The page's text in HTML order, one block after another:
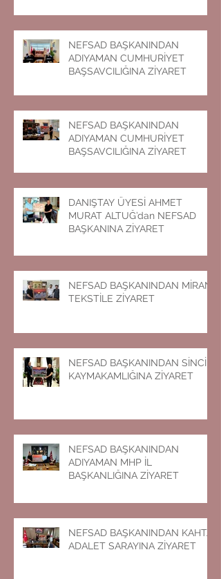
NEFSAD BAŞKANINDAN
ADIYAMAN CUMHURİYET
BAŞSAVCILIĞINA ZİYARET
NEFSAD BAŞKANINDAN
ADIYAMAN CUMHURİYET
BAŞSAVCILIĞINA ZİYARET
DANIŞTAY ÜYESİ AHMET
MURAT ALTUĞ’dan NEFSAD
BAŞKANINA ZİYARET
NEFSAD BAŞKANINDAN MİRAN
TEKSTİLE ZİYARET
NEFSAD BAŞKANINDAN SİNCİK
KAYMAKAMLIĞINA ZİYARET
NEFSAD BAŞKANINDAN
ADIYAMAN MHP İL
BAŞKANLIĞINA ZİYARET
NEFSAD BAŞKANINDAN KAHTA
ADALET SARAYINA ZİYARET